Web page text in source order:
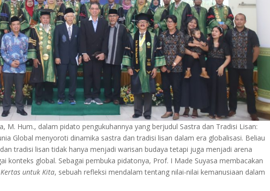
M. Hum., dalam pidato pengukuhannya yang berjudul Sastra dan Tradisi Lisan:
Global menyoroti dinamika sastra dan tradisi lisan dalam era globalisasi. Beliau
tradisi lisan tidak hanya menjadi warisan budaya tetapi juga menjadi arena
konteks global. Sebagai pembuka pidatonya, Prof. I Made Suyasa membacakan
untuk Kita, sebuah refleksi mendalam tentang nilai-nilai kemanusiaan dalam